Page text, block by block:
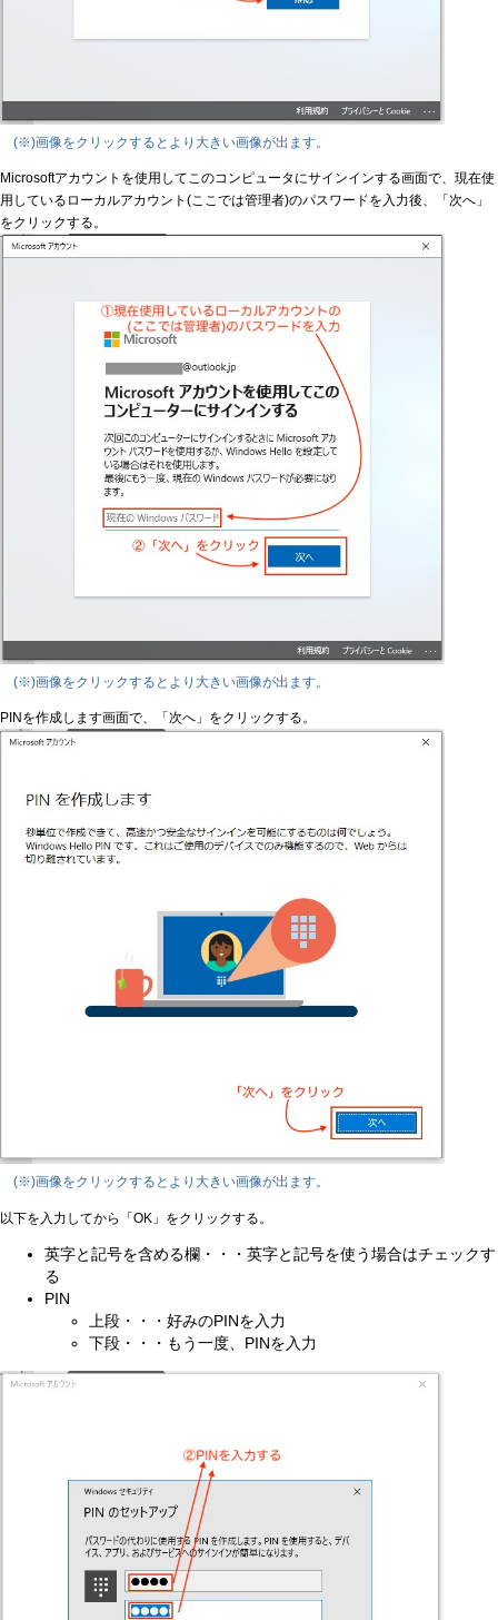
(※)画像をクリックするとより大きい画像が出ます。
Microsoftアカウントを使用してこのコンピュータにサインインする画面で、現在使
用しているローカルアカウント(ここでは管理者)のパスワードを入力後、「次へ」
をクリックする。
(※)画像をクリックするとより大きい画像が出ます。
PINを作成します画面で、「次へ」をクリックする。
(※)画像をクリックするとより大きい画像が出ます。
以下を入力してから「OK」をクリックする。
英字と記号を含める欄・・・英字と記号を使う場合はチェックす
る
PIN
上段・・・好みのPINを入力
下段・・・もう一度、PINを入力